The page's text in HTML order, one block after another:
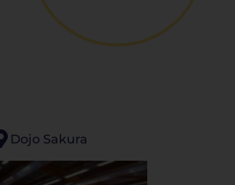
Dojo Sakura